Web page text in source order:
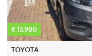
€ 13.900
TOYOTA